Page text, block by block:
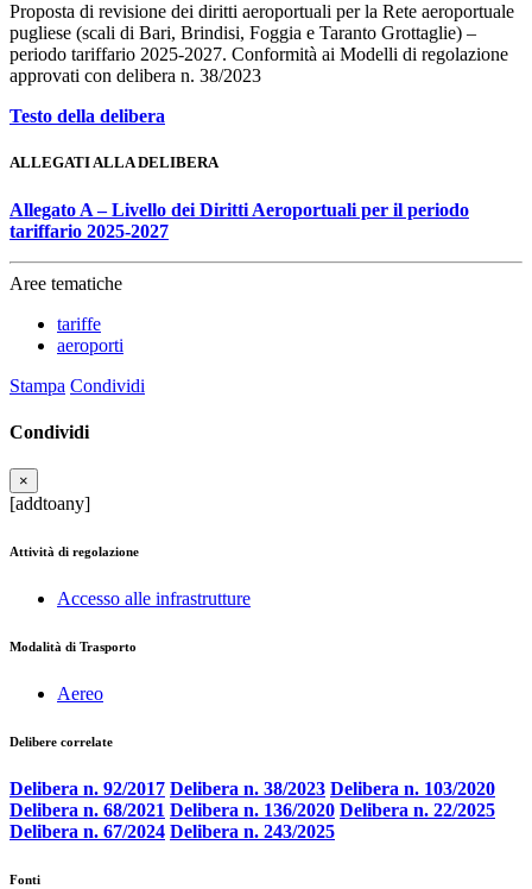
Proposta di revisione dei diritti aeroportuali per la Rete aeroportuale
pugliese (scali di Bari, Brindisi, Foggia e Taranto Grottaglie) –
periodo tariffario 2025-2027. Conformità ai Modelli di regolazione
approvati con delibera n. 38/2023
Testo della delibera
ALLEGATI ALLA DELIBERA
Allegato A – Livello dei Diritti Aeroportuali per il periodo
tariffario 2025-2027
Aree tematiche
tariffe
aeroporti
Stampa Condividi
Condividi
×
[addtoany]
Attività di regolazione
Accesso alle infrastrutture
Modalità di Trasporto
Aereo
Delibere correlate
Delibera n. 92/2017 Delibera n. 38/2023 Delibera n. 103/2020
Delibera n. 68/2021 Delibera n. 136/2020 Delibera n. 22/2025
Delibera n. 67/2024 Delibera n. 243/2025
Fonti